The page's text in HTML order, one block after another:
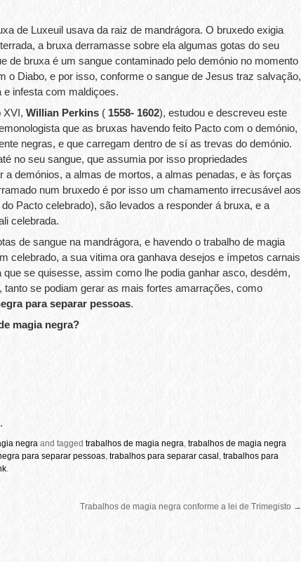
de Luxeuil usava da raiz de mandrágora. O bruxedo exigia
a bruxa derramasse sobre ela algumas gotas do seu
de bruxa é um sangue contaminado pelo demónio no momento
o Diabo, e por isso, conforme o sangue de Jesus traz salvação,
e infesta com maldiçoes.
XVI, Willian Perkins ( 1558- 1602), estudou e descreveu este
que as bruxas havendo feito Pacto com o demónio,
negras, e que carregam dentro de sí as trevas do demónio.
no seu sangue, que assumia por isso propriedades
a demónios, a almas de mortos, a almas penadas, e às forças
num bruxedo é por isso um chamamento irrecusável aos
Pacto celebrado), são levados a responder á bruxa, e a
celebrada.
de sangue na mandrágora, e havendo o trabalho de magia
celebrado, a sua vitima ora ganhava desejos e ímpetos carnais
se quisesse, assim como lhe podia ganhar asco, desdém,
tanto se podiam gerar as mais fortes amarrações, como
para separar pessoas.
magia negra?
negra and tagged trabalhos de magia negra, trabalhos de magia negra
para separar pessoas, trabalhos para separar casal , trabalhos para
.
Trabalhos de magia negra conforme a lei de Trimegisto →